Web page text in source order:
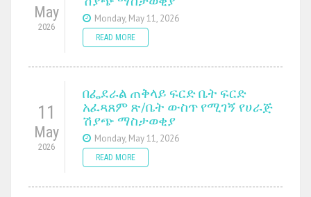
May
2026
Monday, May 11, 2026
READ MORE
11
May
2026
በፌደራል ጠቅላይ ፍርድ ቤት ፍርድ
አፈጻጸም ጽ/ቤት ውስጥ የሚገኝ የሀራጅ
ሽያጭ ማስታወቂያ
Monday, May 11, 2026
READ MORE